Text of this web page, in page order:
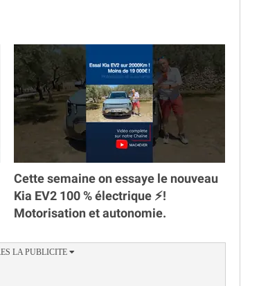
Cette semaine on essaye le nouveau
Kia EV2 100 % électrique ⚡️!
Motorisation et autonomie.